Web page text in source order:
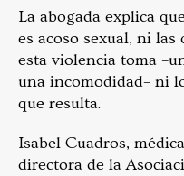
La abogada explica
es acoso sexual, ni
esta violencia toma
una incomodidad– ni
que resulta.
Isabel Cuadros,
directora de la